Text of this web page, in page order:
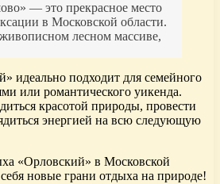
— это прекрасное место
в Московской области.
лесном массиве,
идеально подходит для семейного
или романтического уикенда.
красотой природы, провести
энергией на всю следующую
«Орловский» в Московской
новые грани отдыха на природе!